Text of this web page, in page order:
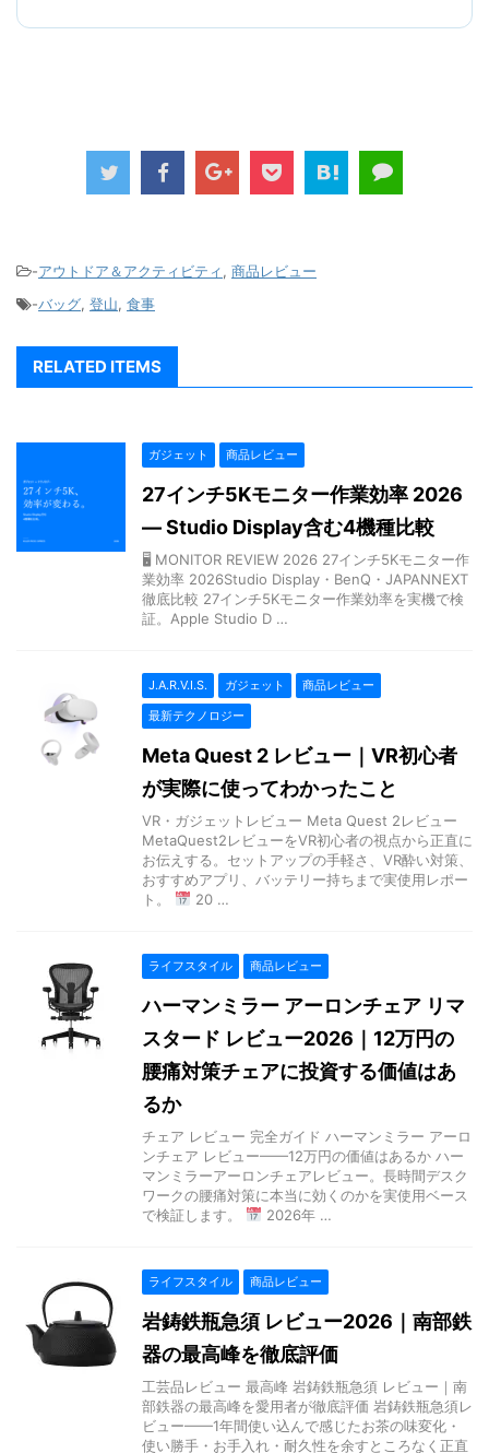
-アウトドア＆アクティビティ, 商品レビュー
-バッグ, 登山, 食事
RELATED ITEMS
ガジェット 商品レビュー
27インチ5Kモニター作業効率 2026
— Studio Display含む4機種比較
🖥 MONITOR REVIEW 2026 27インチ5Kモニター作
業効率 2026Studio Display・BenQ・JAPANNEXT
徹底比較 27インチ5Kモニター作業効率を実機で検
証。Apple Studio D …
J.A.R.V.I.S. ガジェット
商品レビュー
最新テクノロジー
Meta Quest 2 レビュー｜VR初心者
が実際に使ってわかったこと
VR・ガジェットレビュー Meta Quest 2レビュー
MetaQuest2レビューをVR初心者の視点から正直に
お伝えする。セットアップの手軽さ、VR酔い対策、
おすすめアプリ、バッテリー持ちまで実使用レポー
ト。
20 …
ライフスタイル 商品レビュー
ハーマンミラー アーロンチェア リマ
スタード レビュー2026｜12万円の
腰痛対策チェアに投資する価値はあ
るか
チェア レビュー 完全ガイド ハーマンミラー アーロ
ンチェア レビュー——12万円の価値はあるか ハー
マンミラーアーロンチェアレビュー。長時間デスク
ワークの腰痛対策に本当に効くのかを実使用ベース
で検証します。
2026年 …
ライフスタイル 商品レビュー
岩鋳鉄瓶急須 レビュー2026｜南部鉄
器の最高峰を徹底評価
工芸品レビュー 最高峰 岩鋳鉄瓶急須 レビュー｜南
部鉄器の最高峰を愛用者が徹底評価 岩鋳鉄瓶急須レ
ビュー——1年間使い込んで感じたお茶の味変化・
使い勝手・お手入れ・耐久性を余すところなく正直